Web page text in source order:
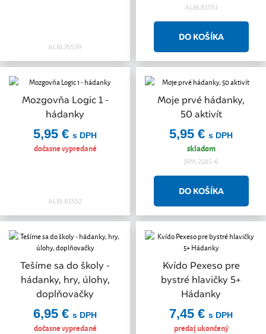
ALBI.75539
ALBI.81551
Mozgovňa Logic 1 -
hádanky
5,95 € s DPH
dočasne vypredané
ALBI.81552
Moje prvé hádanky,
50 aktivít
5,95 € s DPH
skladom
JRM.2185-6
Tešíme sa do školy -
hádanky, hry, úlohy,
doplňovačky
6,95 € s DPH
dočasne vypredané
Kvído Pexeso pre
bystré hlavičky 5+
Hádanky
7,45 € s DPH
predaj ukončený